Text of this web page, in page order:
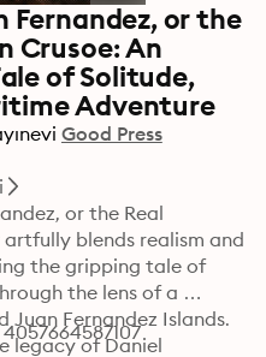
Fernandez, or the
Crusoe: An
of Solitude,
Adventure
Good Press
or the Real
artfully blends realism and
the gripping tale of
the lens of a
Fernandez Islands.
legacy of Daniel